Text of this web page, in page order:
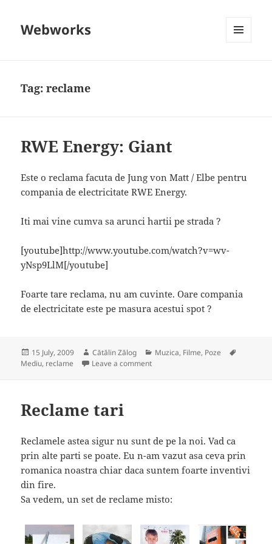
Webworks
Tag:reclame
RWE Energy: Giant
Este o reclama facuta de Jung von Matt / Elbe pentru
compania de electricitate RWE Energy.
Iti mai vine cumva sa arunci hartii pe strada ?
[youtube]http://www.youtube.com/watch?v=wv-
yNsp9LlM[/youtube]
Foarte tare reclama, nu am cuvinte. Oare compania
de electricitate este pe masura acestui spot ?
Posted
on
15 July, 2009 Author
Cătălin Zălog Categories
Muzica, Filme, Poze
Mediu, reclame Leave a commenton RWE Energy: Giant
Reclame tari
Reclamele astea sigur nu sunt de pe la noi. Vad ca
prin alte parti se poate. Eu n-am vazut asa ceva prin
romanica noastra chiar daca suntem foarte inventivi
din fire.
Sa vedem, un set de reclame misto: